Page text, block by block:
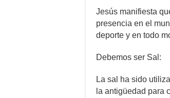
Jesús manifiesta
presencia en el
deporte y en todo
Debemos ser Sal:
La sal ha sido
la antigüedad para